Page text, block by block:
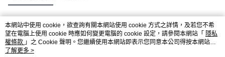
熱門標籤
本網站中使用 cookie，欲查詢有關本網站使用 cookie 方式之詳情，及若您不希
望在電腦上使用 cookie 時應如何變更電腦的 cookie 設定，請參閱本網站「 隱私
權條款 」之 Cookie 聲明。您繼續使用本網站即表示您同意本公司得按本網站使
用條款之 Cookie 聲明使用 cookie。
了解更多 >